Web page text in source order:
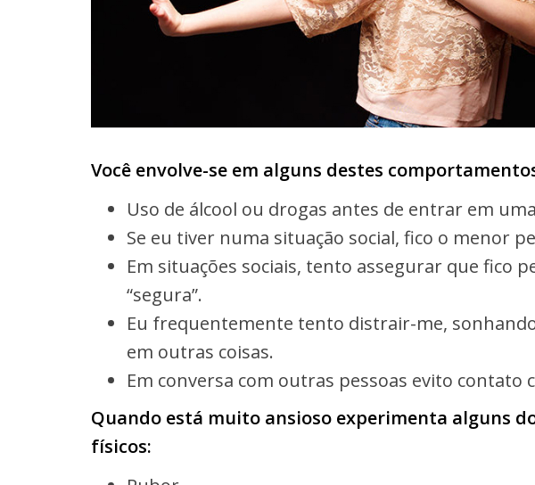
Você envolve-se em alguns destes
Uso de álcool ou drogas antes de entrar em
Se eu tiver numa situação social, fico o menor
Em situações sociais, tento assegurar que fico
“segura”.
Eu frequentemente tento distrair-me,
em outras coisas.
Em conversa com outras pessoas evito contato
Quando está muito ansioso experimenta alguns
físicos: